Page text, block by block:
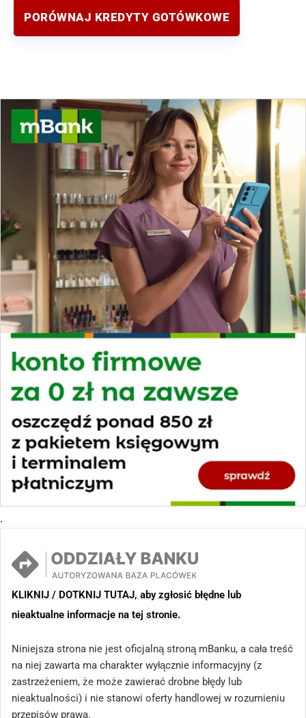
PORÓWNAJ KREDYTY GOTÓWKOWE
.
KLIKNIJ / DOTKNIJ TUTAJ, aby zgłosić błędne lub
nieaktualne informacje na tej stronie.
Niniejsza strona nie jest oficjalną stroną mBanku, a cała treść
na niej zawarta ma charakter wyłącznie informacyjny (z
zastrzeżeniem, że może zawierać drobne błędy lub
nieaktualności) i nie stanowi oferty handlowej w rozumieniu
przepisów prawa.